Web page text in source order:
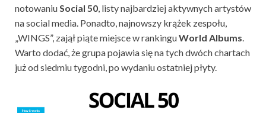
notowaniuSocial 50, listy najbardziej aktywnych artystów
na social media. Ponadto, najnowszy krążek zespołu,
„WINGS”, zajął piąte miejsce w rankinguWorld Albums.
Warto dodać, że grupa pojawia się na tych dwóch chartach
już od siedmiu tygodni, po wydaniu ostatniej płyty.